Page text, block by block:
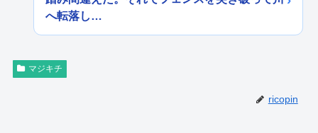
へ転落し…
マジキチ
ricopin